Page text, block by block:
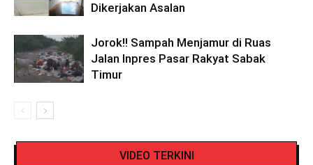
Dikerjakan Asalan
Jorok!! Sampah Menjamur di Ruas
Jalan Inpres Pasar Rakyat Sabak
Timur
VIDEO TERKINI
Video Detik Evakuasi Jasad Iglesias di Gunung
Lantas Polres Kerinci Beri Pengendara Segelas